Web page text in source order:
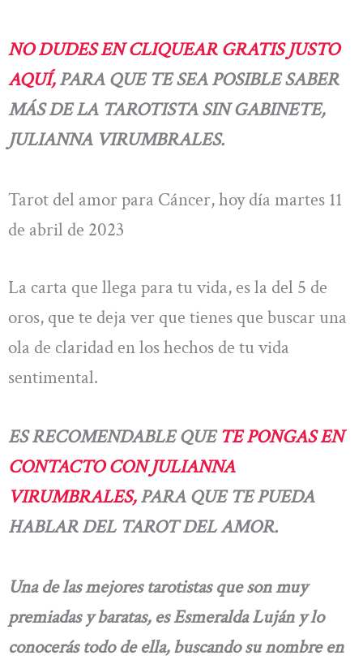
NO DUDES EN CLIQUEAR GRATIS JUSTO
AQUÍ,PARA QUE TE SEA POSIBLE SABER
MÁS DE LA TAROTISTA SIN GABINETE,
JULIANNA VIRUMBRALES.
Tarot del amor para Cáncer, hoy día martes 11
de abril de 2023
La carta que llega para tu vida, es la del 5 de
oros, que te deja ver que tienes que buscar una
ola de claridad en los hechos de tu vida
sentimental.
ES RECOMENDABLE QUE TE PONGAS EN
CONTACTO CON JULIANNA
VIRUMBRALES,PARA QUE TE PUEDA
HABLAR DEL TAROT DEL AMOR.
Una de las mejores tarotistas que son muy
premiadas y baratas, es Esmeralda Luján y lo
conocerás todo de ella, buscando su nombre en